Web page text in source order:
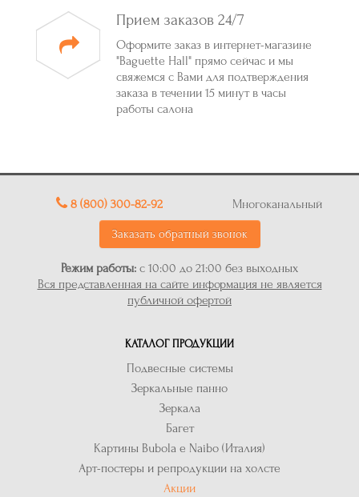
Прием заказов 24/7
Оформите заказ в интернет-магазине
"Baguette Hall" прямо сейчас и мы
свяжемся с Вами для подтверждения
заказа в течении 15 минут в часы
работы салона
8 (800) 300-82-92 Многоканальный
Заказать обратный звонок
Режим работы: с 10:00 до 21:00 без выходных
Вся представленная на сайте информация не является
публичной офертой
КАТАЛОГ ПРОДУКЦИИ
Подвесные системы
Зеркальные панно
Зеркала
Багет
Картины Bubola e Naibo (Италия)
Арт-постеры и репродукции на холсте
Акции